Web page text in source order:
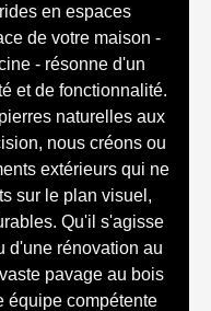
en espaces
de votre maison -
- résonne d'un
et de fonctionnalité.
naturelles aux
nous créons ou
extérieurs qui ne
sur le plan visuel,
Qu'il s'agisse
d'une rénovation au
pavage au bois
équipe compétente